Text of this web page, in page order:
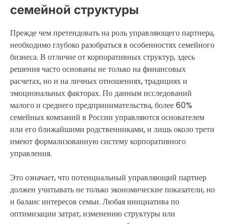
семейной структуры
Прежде чем претендовать на роль управляющего партнера,
необходимо глубоко разобраться в особенностях семейного
бизнеса. В отличие от корпоративных структур, здесь
решения часто основаны не только на финансовых
расчетах, но и на личных отношениях, традициях и
эмоциональных факторах. По данным исследований
малого и среднего предпринимательства, более 60%
семейных компаний в России управляются основателем
или его ближайшими родственниками, и лишь около трети
имеют формализованную систему корпоративного
управления.
Это означает, что потенциальный управляющий партнер
должен учитывать не только экономические показатели, но
и баланс интересов семьи. Любая инициатива по
оптимизации затрат, изменению структуры или